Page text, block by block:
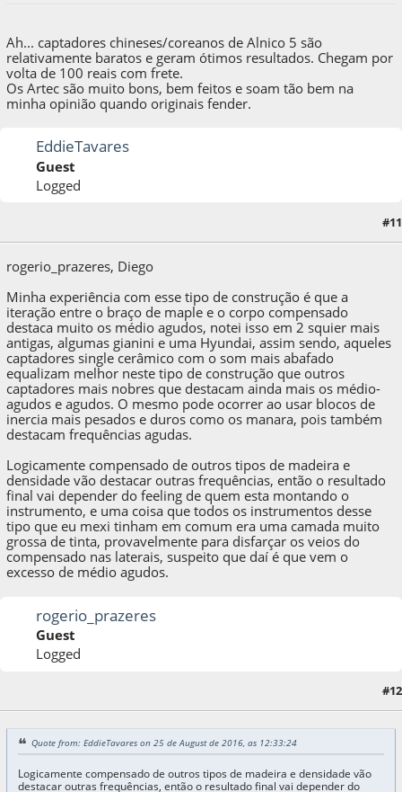
Ah... captadores chineses/coreanos de Alnico 5 são
relativamente baratos e geram ótimos resultados. Chegam por
volta de 100 reais com frete.
Os Artec são muito bons, bem feitos e soam tão bem na
minha opinião quando originais fender.
EddieTavares
Guest
Logged
#11
rogerio_prazeres, Diego
Minha experiência com esse tipo de construção é que a
iteração entre o braço de maple e o corpo compensado
destaca muito os médio agudos, notei isso em 2 squier mais
antigas, algumas gianini e uma Hyundai, assim sendo, aqueles
captadores single cerâmico com o som mais abafado
equalizam melhor neste tipo de construção que outros
captadores mais nobres que destacam ainda mais os médio-
agudos e agudos. O mesmo pode ocorrer ao usar blocos de
inercia mais pesados e duros como os manara, pois também
destacam frequências agudas.
Logicamente compensado de outros tipos de madeira e
densidade vão destacar outras frequências, então o resultado
final vai depender do feeling de quem esta montando o
instrumento, e uma coisa que todos os instrumentos desse
tipo que eu mexi tinham em comum era uma camada muito
grossa de tinta, provavelmente para disfarçar os veios do
compensado nas laterais, suspeito que daí é que vem o
excesso de médio agudos.
rogerio_prazeres
Guest
Logged
#12
Quote from: EddieTavares on 25 de August de 2016, as 12:33:24
Logicamente compensado de outros tipos de madeira e densidade vão
destacar outras frequências, então o resultado final vai depender do